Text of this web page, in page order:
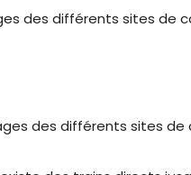
des différents sites de
des différents sites de